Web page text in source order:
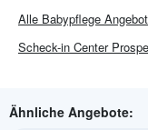
Alle Babypflege
Scheck-in Center
Ähnliche Angebote: